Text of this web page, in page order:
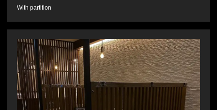
With partition